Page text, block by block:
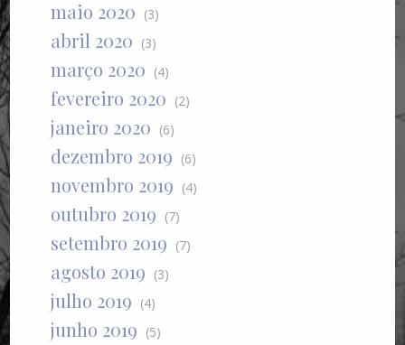
maio 2020 (3)
abril 2020 (3)
março 2020 (4)
fevereiro 2020 (2)
janeiro 2020 (6)
dezembro 2019 (6)
novembro 2019 (4)
outubro 2019 (7)
setembro 2019 (7)
agosto 2019 (3)
julho 2019 (4)
junho 2019 (5)